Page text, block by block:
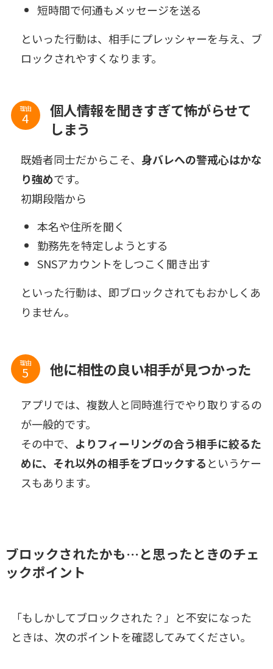
短時間で何通もメッセージを送る
といった行動は、相手にプレッシャーを与え、ブ
ロックされやすくなります。
理由
個人情報を聞きすぎて怖がらせて
しまう
既婚者同士だからこそ、 身バレへの警戒心はかな
り強めです。
初期段階から
本名や住所を聞く
勤務先を特定しようとする
SNSアカウントをしつこく聞き出す
といった行動は、即ブロックされてもおかしくあ
りません。
理由 他に相性の良い相手が見つかった
アプリでは、複数人と同時進行でやり取りするの
が一般的です。
その中で、 よりフィーリングの合う相手に絞るた
めに、それ以外の相手をブロックするというケー
スもあります。
ブロックされたかも…と思ったときのチェ
ックポイント
「もしかしてブロックされた？」と不安になった
ときは、次のポイントを確認してみてください。